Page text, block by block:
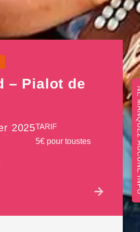
NE
– Pialot de
2025TARIF
5€ pour toustes